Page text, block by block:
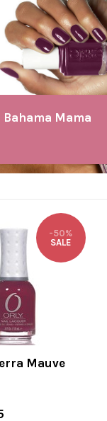
Bahama Mama
Mauve
-50%
SALE